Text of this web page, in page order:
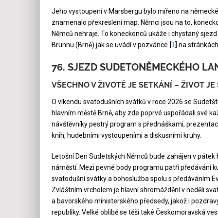
Jeho vystoupení v Marsbergu bylo mířeno na
znamenalo překreslení map. Němci jsou na to,
Němců nehraje. To koneckonců ukáže i chystaný
Brünnu (Brně) jak se uvádí v pozvánce 1 na
76. SJEZD SUDETONĚMECKÉHO
VŠECHNO V ŽIVOTĚ JE SETKÁNÍ – ŽIVOT
O víkendu svatodušních svátků v roce 2026 se
hlavním městě Brně, aby zde poprvé uspořádali své
návštěvníky pestrý program s přednáškami,
knih, hudebními vystoupeními a diskusními kruhy.
Letošní Den Sudetských Němců bude zahájen v
náměstí. Mezi pevné body programu patří předávání
svatodušní svátky a bohoslužba spolu s předáváním
Zvláštním vrcholem je hlavní shromáždění v neděli
a bavorského ministerského předsedy, jakož i
republiky. Velké oblibě se těší také Českomoravská